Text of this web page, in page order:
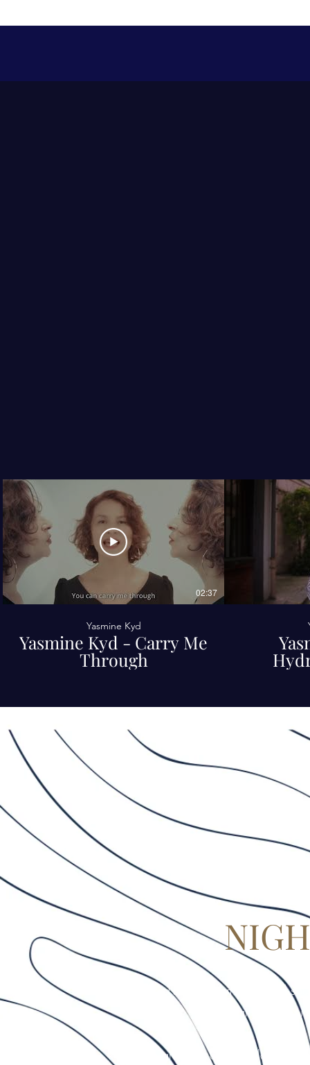
02:37
Yasmine Kyd
Yasmine Kyd - Carry Me
Through
Yasmine Kyd's fifth album feels and
that most
Yasmine grew up on the Atlantic